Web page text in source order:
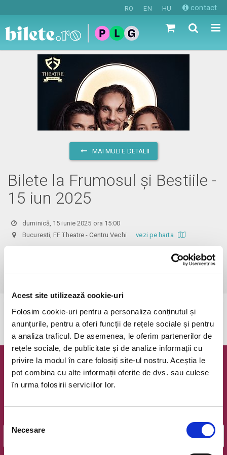
Acest site utilizează cookie-uri
Folosim cookie-uri pentru a personaliza conținutul și
anunțurile, pentru a oferi funcții de rețele sociale și pentru
a analiza traficul. De asemenea, le oferim partenerilor de
rețele sociale, de publicitate și de analize informații cu
privire la modul în care folosiți site-ul nostru. Aceștia le
pot combina cu alte informații oferite de dvs. sau culese
în urma folosirii serviciilor lor.
consimțământului
Necesare
RO EN HU contact
MAI MULTE DETALII
Bilete la Frumosul și Bestiile -
15 iun 2025
duminică, 15 iunie 2025 ora 15:00
Bucuresti, FF Theatre - Centru Vechivezi pe harta
Din respect pentru actori si public avem rugamintea de a va prezenta
cu cel putin 30 de minute inainte de inceperea spectacolului.
Evenimentul a expirat.
Newsletter @ Bilete.ro